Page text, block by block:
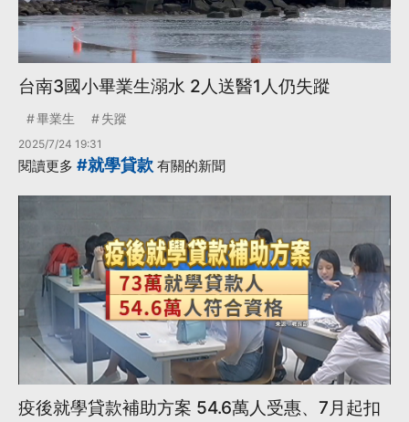
台南3國小畢業生溺水 2人送醫1人仍失蹤
畢業生 失蹤
2025/7/24 19:31
閱讀更多 #就學貸款 有關的新聞
疫後就學貸款補助方案 54.6萬人受惠、7月起扣